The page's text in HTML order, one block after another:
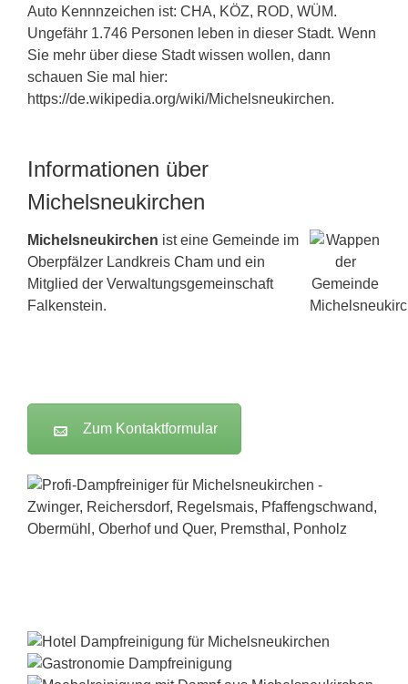
Auto Kennnzeichen ist: CHA, KÖZ, ROD, WÜM.
Ungefähr 1.746 Personen leben in dieser Stadt. Wenn
Sie mehr über diese Stadt wissen wollen, dann
schauen Sie mal hier:
https://de.wikipedia.org/wiki/Michelsneukirchen.
Informationen über
Michelsneukirchen
Michelsneukirchen ist eine Gemeinde im
Oberpfälzer Landkreis Cham und ein
Mitglied der Verwaltungsgemeinschaft
Falkenstein.
Zum Kontaktformular